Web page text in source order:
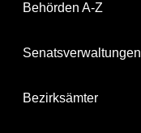
Behörden A-Z
Senatsverwaltungen
Bezirksämter